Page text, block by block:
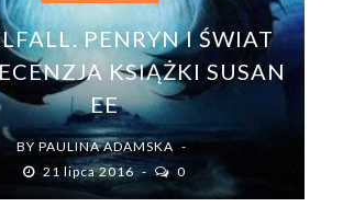
PENRYN I ŚWIAT
KSIĄŻKI SUSAN
EE
BYPAULINA ADAMSKA
21 lipca 2016
0